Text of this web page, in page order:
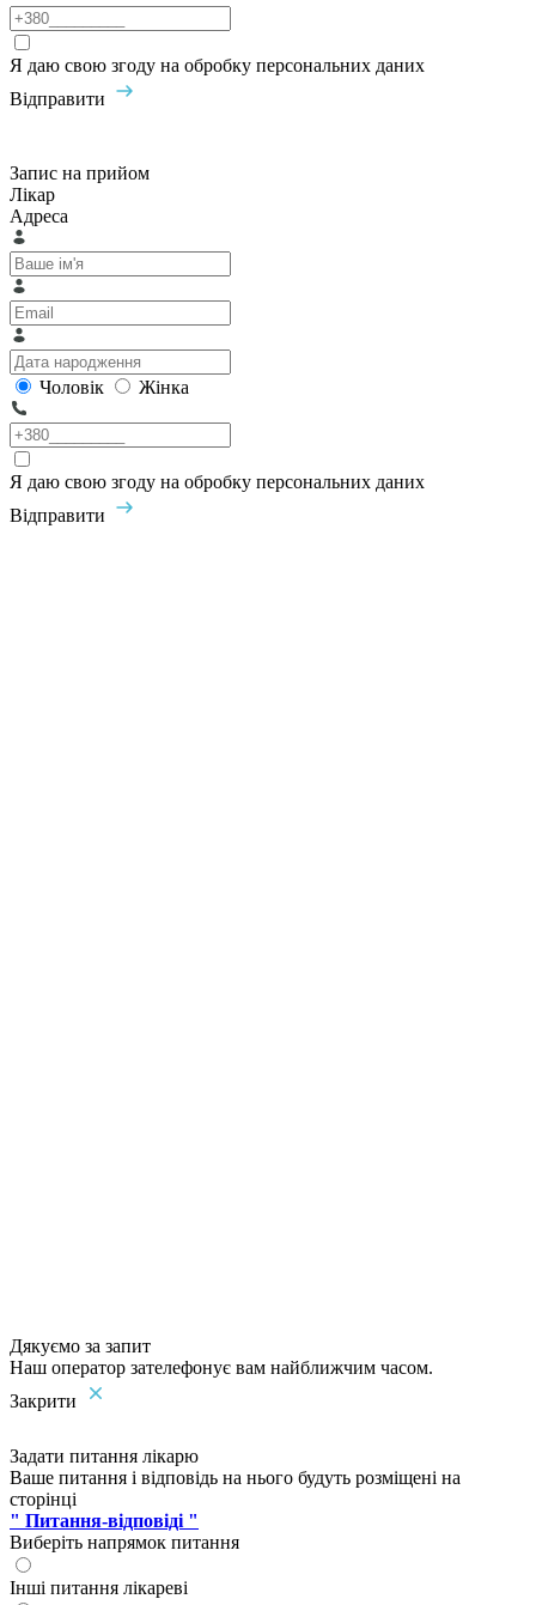
Я даю свою згоду на обробку персональних даних
Відправити
Запис на прийом
Лікар
Адреса
Чоловік Жінка
Я даю свою згоду на обробку персональних даних
Відправити
Дякуємо за запит
Наш оператор зателефонує вам найближчим часом.
Закрити
Задати питання лікарю
Ваше питання і відповідь на нього будуть розміщені на
сторінці
" Питання-відповіді "
Виберіть напрямок питання
Інші питання лікареві